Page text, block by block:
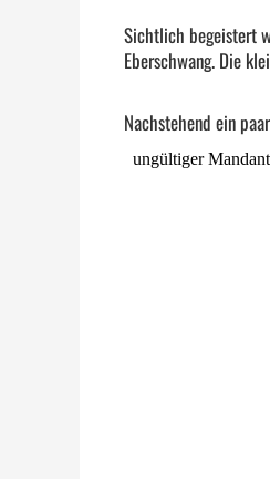
Sichtlich begeistert
Eberschwang. Die
Nachstehend ein